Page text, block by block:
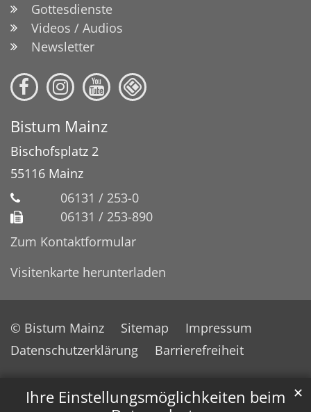
Ihre Einstellungsmöglichkeiten beim ✕
Gottesdienste
Videos / Audios
Newsletter
Bistum Mainz
Bischofsplatz 2
55116 Mainz
06131 / 253-0
06131 / 253-890
Zum Kontaktformular
Visitenkarte herunterladen
© Bistum Mainz Sitemap
Impressum
Datenschutzerklärung
Barrierefreiheit